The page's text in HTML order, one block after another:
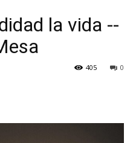
la vida --
0
405